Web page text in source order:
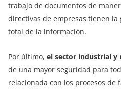
trabajo de documentos de
directivas de empresas tienen
total de la información.
Por último, el sector industrial y
de una mayor seguridad para
relacionada con los procesos de